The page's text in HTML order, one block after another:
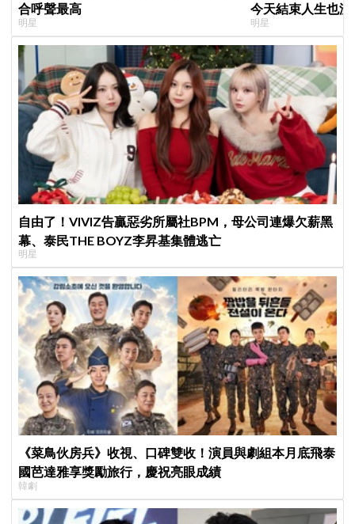
合呼聲最高
明星
今天結束人生也
YouTube重拾生
明星
自由了！VIVIZ告贏惡劣所屬社BPM，母公司連爆欠薪黑
幕、泰民THE BOYZ李昇基集體逃亡
明星
《菜鳥伙房兵》收視、口碑雙收！演員與劇組本月底飛泰
國芭達雅享獎勵旅行，慶祝亮眼成績
韓劇